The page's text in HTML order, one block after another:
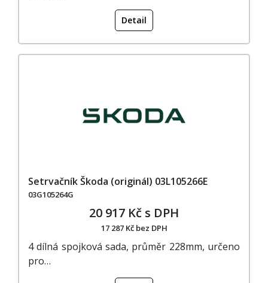
Detail
Setrvačník Škoda (originál) 03L105266E
03G105264G
20 917 Kč s DPH
17 287 Kč bez DPH
4 dílná spojková sada, průměr 228mm, určeno
pro…